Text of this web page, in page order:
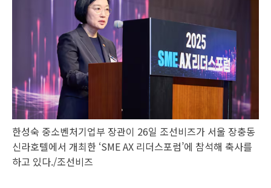
한성숙 중소벤처기업부 장관이 26일 조선비즈가 서울 장충동
신라호텔에서 개최한 ‘SME AX 리더스포럼’에 참석해 축사를
하고 있다./조선비즈